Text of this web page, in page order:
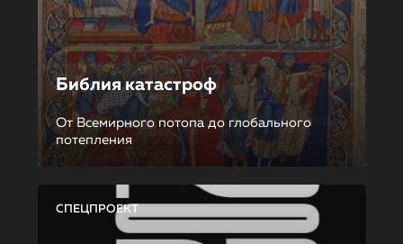
Библия катастроф
От Всемирного потопа до глобального
потепления
СПЕЦПРОЕКТ